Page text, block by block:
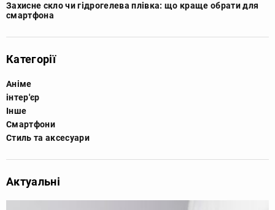
Захисне скло чи гідрогелева плівка: що краще обрати для
смартфона
Категорії
Аніме
інтер'єр
Інше
Смартфони
Стиль та аксесуари
Актуальні